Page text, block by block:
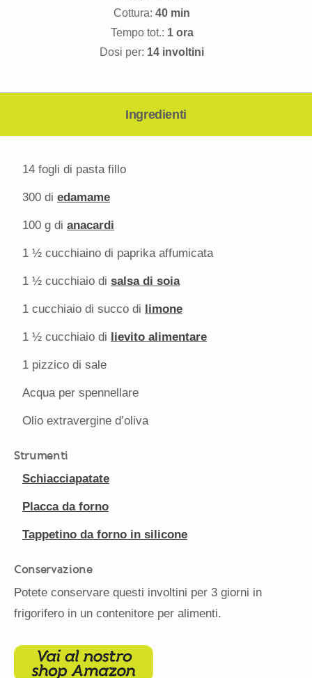
Cottura: 40 min
Tempo tot.: 1 ora
Dosi per: 14 involtini
Ingredienti
14 fogli di pasta fillo
300 di edamame
100 g di anacardi
1 ½ cucchiaino di paprika affumicata
1 ½ cucchiaio di salsa di soia
1 cucchiaio di succo di limone
1 ½ cucchiaio di lievito alimentare
1 pizzico di sale
Acqua per spennellare
Olio extravergine d’oliva
Strumenti
Schiacciapatate
Placca da forno
Tappetino da forno in silicone
Conservazione
Potete conservare questi involtini per 3 giorni in
frigorifero in un contenitore per alimenti.